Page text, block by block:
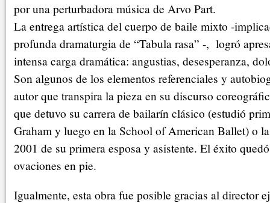
por una perturbadora música de Arvo Part.
La entrega artística del cuerpo de baile mixto -
profunda dramaturgia de “Tabula rasa” -, logró
intensa carga dramática: angustias, desesperanza,
Son algunos de los elementos referenciales y
autor que transpira la pieza en su discurso
que detuvo su carrera de bailarín clásico (estudió
Graham y luego en la School of American Ballet) o
2001 de su primera esposa y asistente. El éxito
ovaciones en pie.
Igualmente, esta obra fue posible gracias al director